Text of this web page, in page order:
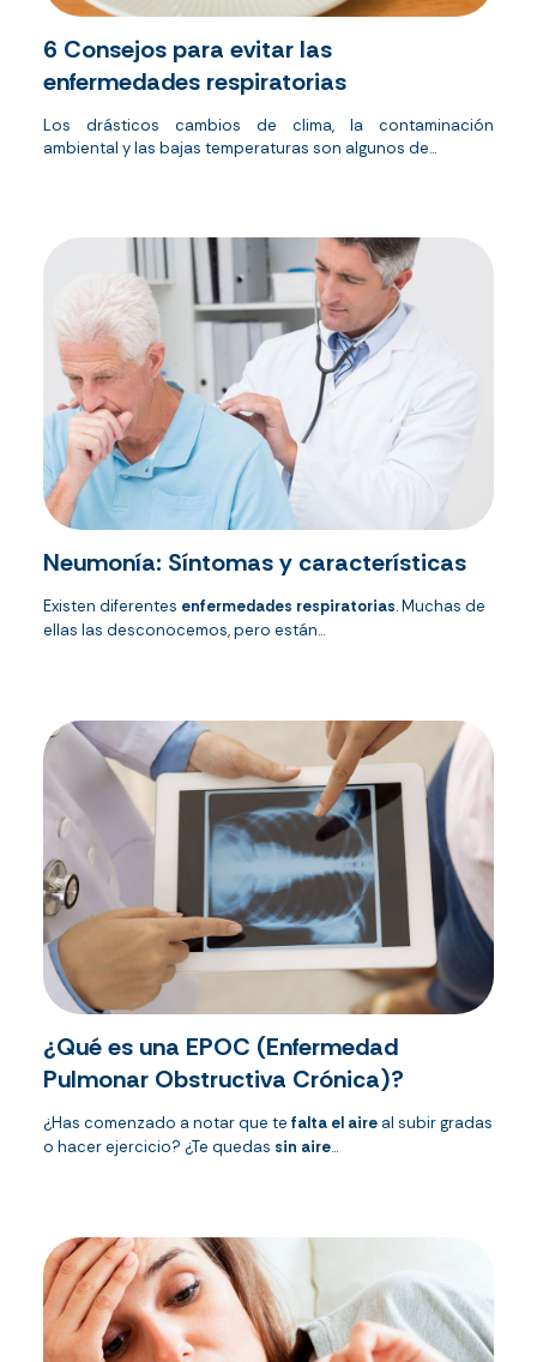
6 Consejos para evitar las
enfermedades respiratorias
Los drásticos cambios de clima, la contaminación
ambiental y las bajas temperaturas son algunos de...
Neumonía: Síntomas y características
Existen diferentes enfermedades respiratorias. Muchas de
ellas las desconocemos, pero están...
¿Qué es una EPOC (Enfermedad
Pulmonar Obstructiva Crónica)?
¿Has comenzado a notar que te falta el aire al subir gradas
o hacer ejercicio? ¿Te quedas sin aire...